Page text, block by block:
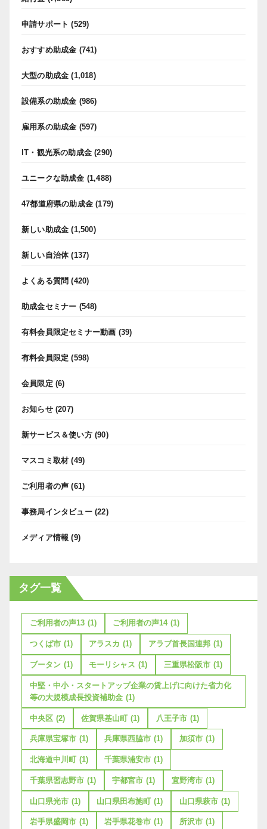
申請サポート (529)
おすすめ助成金 (741)
大型の助成金 (1,018)
設備系の助成金 (986)
雇用系の助成金 (597)
IT・観光系の助成金 (290)
ユニークな助成金 (1,488)
47都道府県の助成金 (179)
新しい助成金 (1,500)
新しい自治体(137)
よくある質問 (420)
助成金セミナー (548)
有料会員限定セミナー動画 (39)
有料会員限定 (598)
会員限定 (6)
お知らせ(207)
新サービス＆使い方(90)
マスコミ取材 (49)
ご利用者の声 (61)
事務局インタビュー(22)
メディア情報 (9)
タグ一覧
ご利用者の声13 (1) ご利用者の声14 (1)
つくば市 (1) アラスカ (1) アラブ首長国連邦 (1)
ブータン (1) モーリシャス (1) 三重県松阪市 (1)
中堅・中小・スタートアップ企業の賃上げに向けた省力化
等の大規模成長投資補助金 (1)
中央区 (2) 佐賀県基山町 (1) 八王子市 (1)
兵庫県宝塚市 (1) 兵庫県西脇市 (1) 加須市 (1)
北海道中川町 (1) 千葉県浦安市 (1)
千葉県習志野市 (1) 宇都宮市 (1) 宜野湾市 (1)
山口県光市 (1) 山口県田布施町 (1) 山口県萩市 (1)
岩手県盛岡市 (1) 岩手県花巻市 (1) 所沢市 (1)